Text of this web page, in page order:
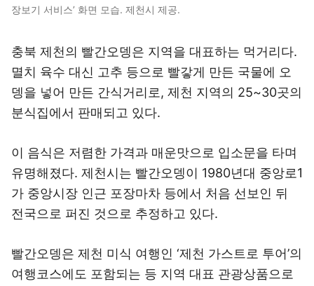
장보기 서비스’ 화면 모습. 제천시 제공.
충북 제천의 빨간오뎅은 지역을 대표하는 먹거리다.
멸치 육수 대신 고추 등으로 빨갛게 만든 국물에 오
뎅을 넣어 만든 간식거리로, 제천 지역의 25~30곳의
분식집에서 판매되고 있다.
이 음식은 저렴한 가격과 매운맛으로 입소문을 타며
유명해졌다. 제천시는 빨간오뎅이 1980년대 중앙로1
가 중앙시장 인근 포장마차 등에서 처음 선보인 뒤
전국으로 퍼진 것으로 추정하고 있다.
빨간오뎅은 제천 미식 여행인 ‘제천 가스트로 투어’의
여행코스에도 포함되는 등 지역 대표 관광상품으로